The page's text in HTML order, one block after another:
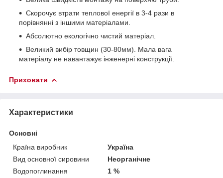
Скорочує втрати теплової енергії в 3-4 рази в
порівнянні з іншими матеріалами.
Абсолютно екологічно чистий матеріал.
Великий вибір товщин (30-80мм). Мала вага
матеріалу не навантажує інженерні конструкції.
Приховати
Характеристики
Основні
Країна виробник
Україна
Вид основної сировини
Неорганічне
Водопоглинання
1 %